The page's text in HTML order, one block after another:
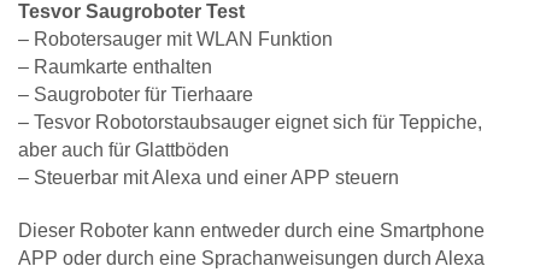
Tesvor Saugroboter Test
– Robotersauger mit WLAN Funktion
– Raumkarte enthalten
– Saugroboter für Tierhaare
– Tesvor Robotorstaubsauger eignet sich für Teppiche,
aber auch für Glattböden
– Steuerbar mit Alexa und einer APP steuern
Dieser Roboter kann entweder durch eine Smartphone
APP oder durch eine Sprachanweisungen durch Alexa